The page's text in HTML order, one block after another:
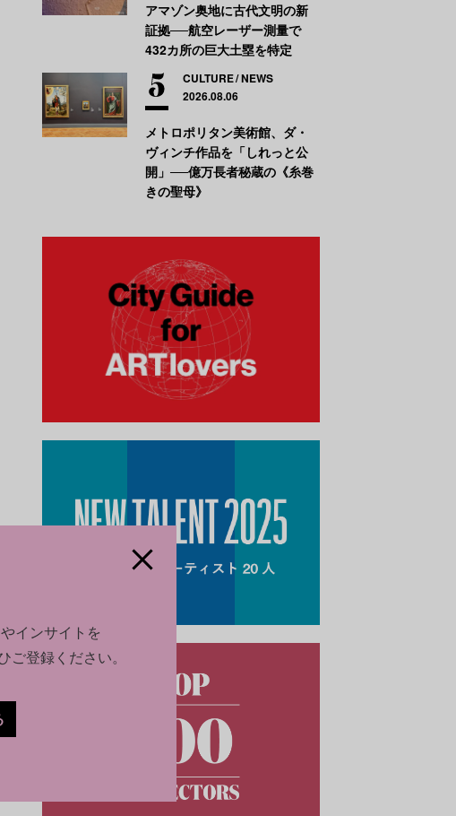
アマゾン奥地に古代文明の新
証拠──航空レーザー測量で
432カ所の巨大土塁を特定
CULTURE NEWS
2026.08.06
メトロポリタン美術館、ダ・
ヴィンチ作品を「しれっと公
開」──億万長者秘蔵の《糸巻
きの聖母》
インサイトを
登録ください。